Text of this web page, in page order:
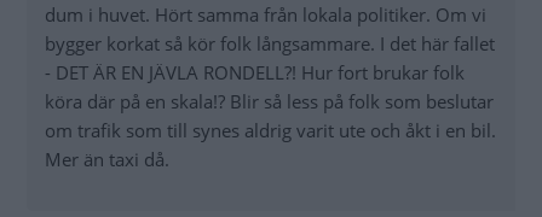
dum i huvet. Hört samma från lokala politiker. Om vi
bygger korkat så kör folk långsammare. I det här fallet
- DET ÄR EN JÄVLA RONDELL?! Hur fort brukar folk
köra där på en skala!? Blir så less på folk som beslutar
om trafik som till synes aldrig varit ute och åkt i en bil.
Mer än taxi då.